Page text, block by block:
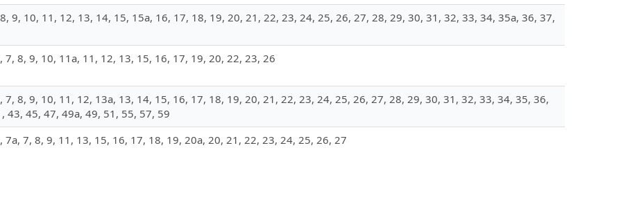
9, 10, 11, 12, 13, 14, 15, 15а, 16, 17, 18, 19, 20, 21, 22, 23, 24, 25, 26, 27, 28, 29, 30, 31, 32, 33, 34, 35а, 36, 37,
7, 8, 9, 10, 11а, 11, 12, 13, 15, 16, 17, 19, 20, 22, 23, 26
7, 8, 9, 10, 11, 12, 13а, 13, 14, 15, 16, 17, 18, 19, 20, 21, 22, 23, 24, 25, 26, 27, 28, 29, 30, 31, 32, 33, 34, 35, 36,
43, 45, 47, 49а, 49, 51, 55, 57, 59
7а, 7, 8, 9, 11, 13, 15, 16, 17, 18, 19, 20а, 20, 21, 22, 23, 24, 25, 26, 27